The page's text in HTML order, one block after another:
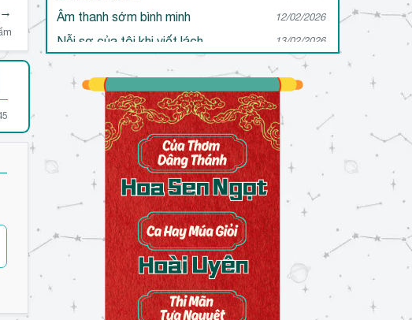
Âm thanh sớm bình minh 12/02/2026
Nỗi sợ của tôi khi viết lách 13/02/2026
13/02/2026
Sự thấu hiểu qua tác phẩm 17/02/2026
Cô độc trong viết lách 20/02/2026
Đôi mắt ấy 21/02/2026
Ước mơ… 21/02/2026
Một lần thất bại của tôi 24/02/2026
Sắc màu ngày Tết 24/02/2026
Đau 26/02/2026
Thói quen 27/02/2026
Cảm xúc 27/02/2026
Tương lai 27/02/2026